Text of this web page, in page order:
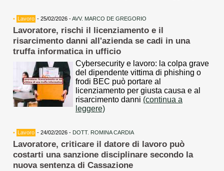
• Lavoro - 25/02/2026 -AVV. MARCO DE GREGORIO
Lavoratore, rischi il licenziamento e il
risarcimento danni all'azienda se cadi in una
truffa informatica in ufficio
Cybersecurity e lavoro: la colpa grave
del dipendente vittima di phishing o
frodi BEC può portare al
licenziamento per giusta causa e al
risarcimento danni (continua a
leggere)
• Lavoro - 24/02/2026 - DOTT. ROMINA CARDIA
Lavoratore, criticare il datore di lavoro può
costarti una sanzione disciplinare secondo la
nuova sentenza di Cassazione